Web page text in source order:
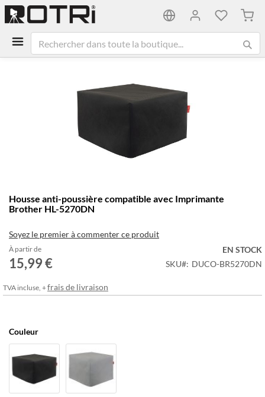
Mon
au
début
la
Galerie
d’images
Housse anti-poussière compatible avec Imprimante
Brother HL-5270DN
Soyez le premier à commenter ce produit
À partir de
15,99 €
EN STOCK
SKU
DUCO-BR5270DN
TVA incluse, +frais de livraison
Couleur